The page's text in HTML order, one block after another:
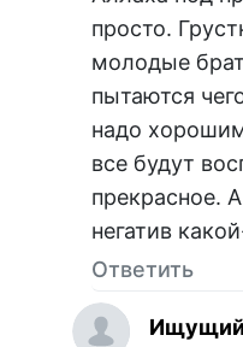
просто.
молодые
пытаются
надо
все будут
прекрасное.
негатив
Ответить
Ищущий